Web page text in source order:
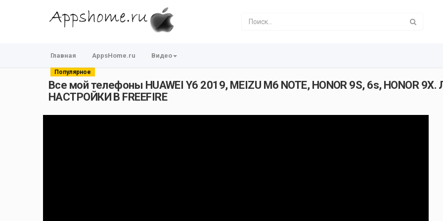
Главная AppsHome.ru Видео
Популярное
Все мой телефоны HUAWEI Y6 2019, MEIZU M6 NOTE, HONOR 9S, 6s, HONOR
НАСТРОЙКИ В FREEFIRE